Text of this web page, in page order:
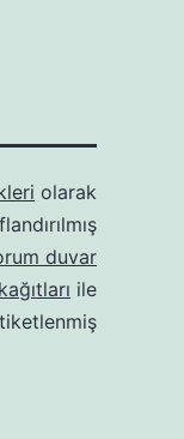
olarak
duvar
ile